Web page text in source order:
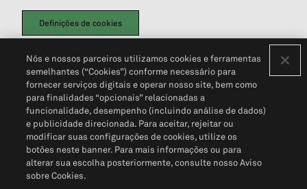
Definições de cookies
Política de PrivacidadePortal de privacidade do cliente (em inglês)
Não Venda Minhas Informações Pessoais© 2026 S&P Global
Nós e nossos parceiros utilizamos cookies e ferramentas
semelhantes (“Cookies”) conforme necessário para
fornecer serviços digitais e operar nosso site, bem como
para finalidades “opcionais” relacionadas a
funcionalidade, desempenho (incluindo análise de dados)
e publicidade direcionada. Para aceitar, rejeitar ou
modificar suas configurações de cookies, utilize os
botões neste banner. Para mais informações ou para
alterar sua escolha posteriormente, consulte nosso Aviso
sobre Cookies.